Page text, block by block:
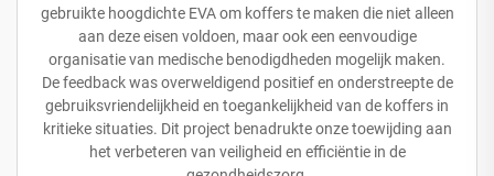
gebruikte hoogdichte EVA om koffers te maken die niet alleen
aan deze eisen voldoen, maar ook een eenvoudige
organisatie van medische benodigdheden mogelijk maken.
De feedback was overweldigend positief en onderstreepte de
gebruiksvriendelijkheid en toegankelijkheid van de koffers in
kritieke situaties. Dit project benadrukte onze toewijding aan
het verbeteren van veiligheid en efficiëntie in de